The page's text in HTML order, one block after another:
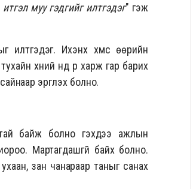
муу гэдгийг илтгэдэг" гэж
илтгэдэг. Ихэнх хүмүүс өөрийн
хүний нүд рүү харж гар барих
эргүүлэх болно.
байж болно гэхдээ ажлын
Мартагдашгүй байх болно.
зан чанараар таныг санах